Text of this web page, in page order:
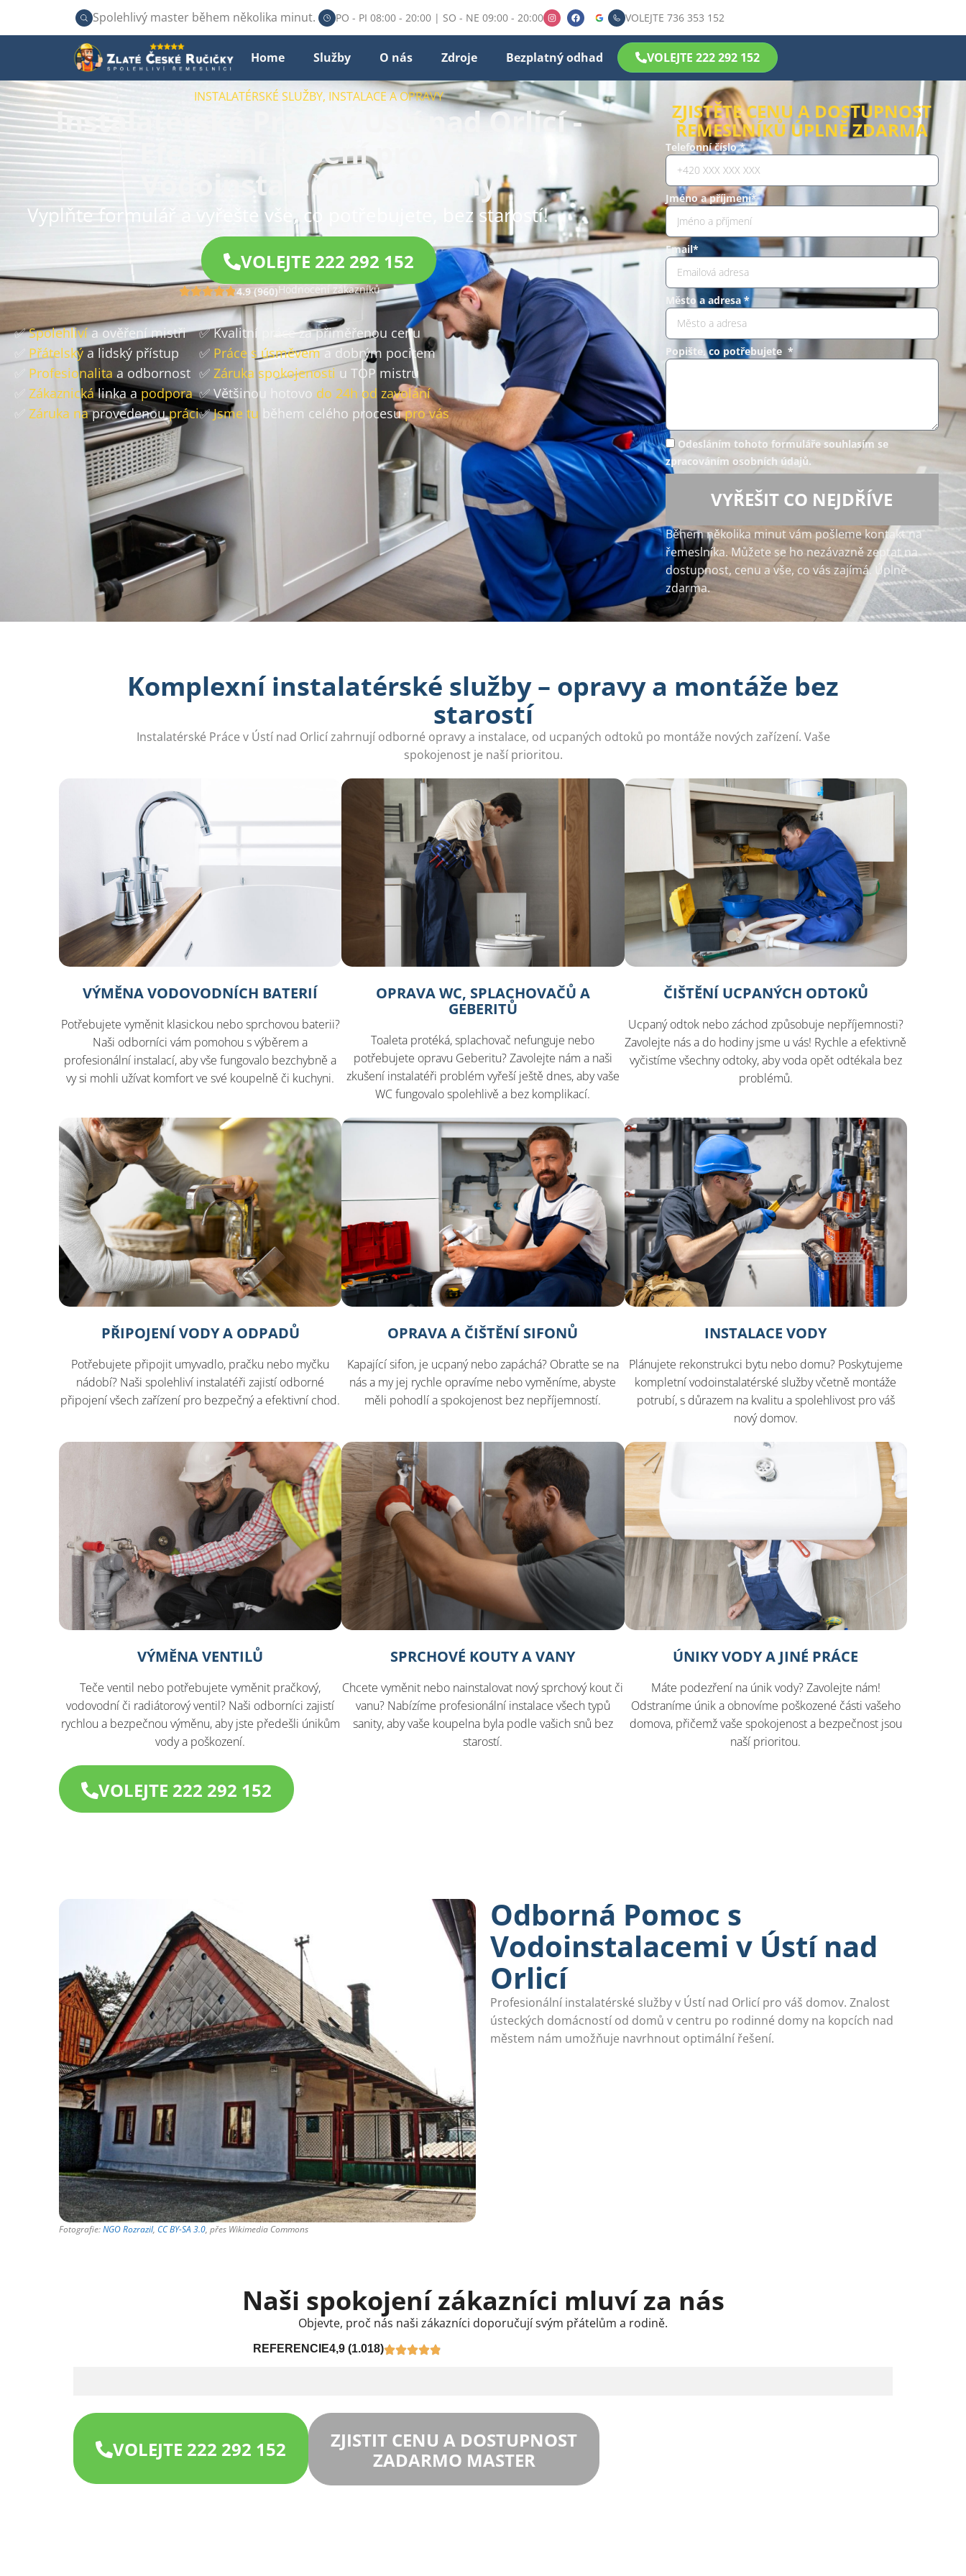
Spolehlivý master během několika minut. PO - PI 08:00 - 20:00 | SO - NE 09:00 - 20:00 VOLEJTE 736 353 152
Home Služby O nás Zdroje Bezplatný odhad VOLEJTE 222 292 152
INSTALATÉRSKÉ SLUŽBY, INSTALACE A OPRAVY
Instalatérské Práce v Ústí nad Orlicí -
Efektivní Řešení pro Vaše
Vodoinstalační Problémy
Vyplňte formulář a vyřešte vše, co potřebujete, bez starostí!
VOLEJTE 222 292 152
4.9 (960)Hodnocení zákazníků
✅Spolehlivía ověření mistři
Přátelskýa lidský přístup
Profesionalita a odbornost
✅ Zákaznickálinka apodpora
✅ Záruka naprovedenoupráci
✅ Kvalitní práce za přiměřenou cenu
✅ Práce s úsměvema dobrým pocitem
✅ Záruka spokojenosti u TOP mistrů
✅ Většinou hotovo do 24h od zavolání
✅Jsme tu během celého procesupro vás
ZJISTĚTE CENU A DOSTUPNOST
ŘEMESLNÍKŮ ÚPLNĚ ZDARMA
Telefonní číslo *
Jméno a příjmení*
Email*
Město a adresa *
Popište, co potřebujete *
Odesláním tohoto formuláře souhlasím se
zpracováním osobních údajů.
VYŘEŠIT CO NEJDŘÍVE
Během několika minut vám pošleme kontakt na
řemeslníka. Můžete se ho nezávazně zeptat na
dostupnost, cenu a vše, co vás zajímá. Úplně
zdarma.
Komplexní instalatérské služby – opravy a montáže bez
starostí
Instalatérské Práce v Ústí nad Orlicí zahrnují odborné opravy a instalace, od ucpaných odtoků po montáže nových zařízení. Vaše
spokojenost je naší prioritou.
VÝMĚNA VODOVODNÍCH BATERIÍ
Potřebujete vyměnit klasickou nebo sprchovou baterii?
Naši odborníci vám pomohou s výběrem a
profesionální instalací, aby vše fungovalo bezchybně a
vy si mohli užívat komfort ve své koupelně či kuchyni.
OPRAVA WC, SPLACHOVAČŮ A
GEBERITŮ
Toaleta protéká, splachovač nefunguje nebo
potřebujete opravu Geberitu? Zavolejte nám a naši
zkušení instalatéři problém vyřeší ještě dnes, aby vaše
WC fungovalo spolehlivě a bez komplikací.
ČIŠTĚNÍ UCPANÝCH ODTOKŮ
Ucpaný odtok nebo záchod způsobuje nepříjemnosti?
Zavolejte nás a do hodiny jsme u vás! Rychle a efektivně
vyčistíme všechny odtoky, aby voda opět odtékala bez
problémů.
PŘIPOJENÍ VODY A ODPADŮ
Potřebujete připojit umyvadlo, pračku nebo myčku
nádobí? Naši spolehliví instalatéři zajistí odborné
připojení všech zařízení pro bezpečný a efektivní chod.
OPRAVA A ČIŠTĚNÍ SIFONŮ
Kapající sifon, je ucpaný nebo zapáchá? Obraťte se na
nás a my jej rychle opravíme nebo vyměníme, abyste
měli pohodlí a spokojenost bez nepříjemností.
INSTALACE VODY
Plánujete rekonstrukci bytu nebo domu? Poskytujeme
kompletní vodoinstalatérské služby včetně montáže
potrubí, s důrazem na kvalitu a spolehlivost pro váš
nový domov.
VÝMĚNA VENTILŮ
Teče ventil nebo potřebujete vyměnit pračkový,
vodovodní či radiátorový ventil? Naši odborníci zajistí
rychlou a bezpečnou výměnu, aby jste předešli únikům
vody a poškození.
SPRCHOVÉ KOUTY A VANY
Chcete vyměnit nebo nainstalovat nový sprchový kout či
vanu? Nabízíme profesionální instalace všech typů
sanity, aby vaše koupelna byla podle vašich snů bez
starostí.
ÚNIKY VODY A JINÉ PRÁCE
Máte podezření na únik vody? Zavolejte nám!
Odstraníme únik a obnovíme poškozené části vašeho
domova, přičemž vaše spokojenost a bezpečnost jsou
naší prioritou.
VOLEJTE 222 292 152
Fotografie:NGO Rozrazil, CC BY-SA 3.0, přes Wikimedia Commons
Odborná Pomoc s
Vodoinstalacemi v Ústí nad
Orlicí
Profesionální instalatérské služby v Ústí nad Orlicí pro váš domov. Znalost
ústeckých domácností od domů v centru po rodinné domy na kopcích nad
městem nám umožňuje navrhnout optimální řešení.
Naši spokojení zákazníci mluví za nás
Objevte, proč nás naši zákazníci doporučují svým přátelům a rodině.
REFERENCIE4,9 (1.018)
VOLEJTE 222 292 152
ZJISTIT CENU A DOSTUPNOST
ZADARMO MASTER